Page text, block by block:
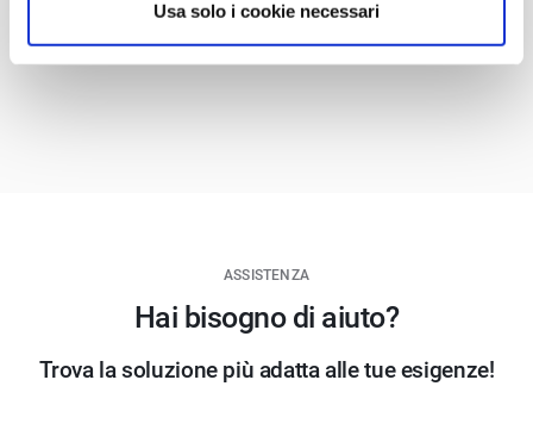
Usa solo i cookie necessari
ASSISTENZA
Hai bisogno di aiuto?
Trova la soluzione più adatta alle tue esigenze!